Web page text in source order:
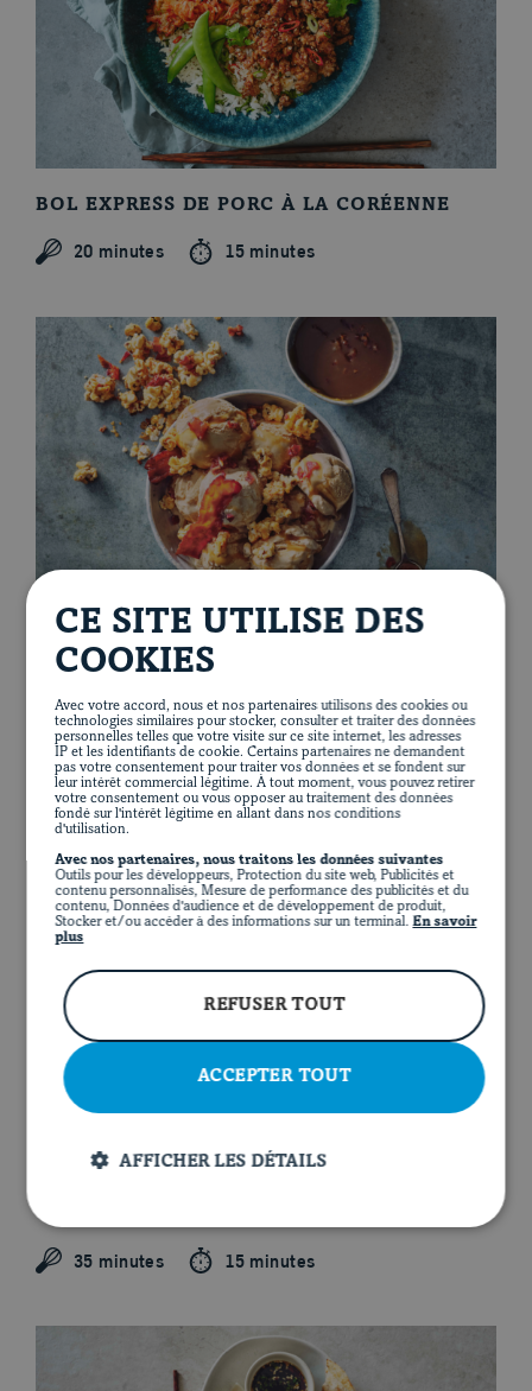
EN
PINTEREST
BOL EXPRESS DE PORC À LA CORÉENNE
20 minutes 15 minutes
BACON CARAMÉLISÉ
10 minutes 15 minutes
CROUSTILLANT
35 minutes 15 minutes
CE SITE UTILISE DES
COOKIES
Avec votre accord, nous et nos partenaires utilisons des cookies ou
technologies similaires pour stocker, consulter et traiter des données
personnelles telles que votre visite sur ce site internet, les adresses
IP et les identifiants de cookie. Certains partenaires ne demandent
pas votre consentement pour traiter vos données et se fondent sur
leur intérêt commercial légitime. À tout moment, vous pouvez retirer
votre consentement ou vous opposer au traitement des données
fondé sur l'intérêt légitime en allant dans nos conditions
d'utilisation.
Avec nos partenaires, nous traitons les données suivantes
Outils pour les développeurs, Protection du site web, Publicités et
contenu personnalisés, Mesure de performance des publicités et du
contenu, Données d'audience et de développement de produit,
Stocker et/ou accéder à des informations sur un terminal. En savoir
plus
ACCEPTER TOUT
REFUSER TOUT
AFFICHER LES DÉTAILS